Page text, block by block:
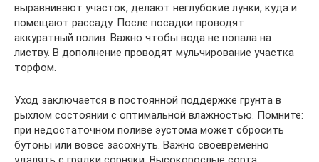
выравнивают участок, делают неглубокие лунки, куда и
помещают рассаду. После посадки проводят
аккуратный полив. Важно чтобы вода не попала на
листву. В дополнение проводят мульчирование участка
торфом.
Уход заключается в постоянной поддержке грунта в
рыхлом состоянии с оптимальной влажностью. Помните:
при недостаточном поливе эустома может сбросить
бутоны или вовсе засохнуть. Важно своевременно